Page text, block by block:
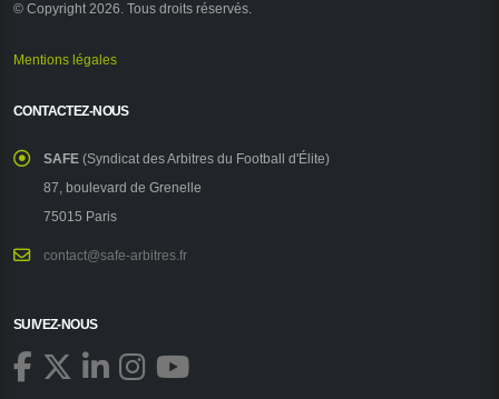
© Copyright 2026. Tous droits réservés.
Mentions légales
CONTACTEZ-NOUS
SAFE (Syndicat des Arbitres du Football d'Élite)
87, boulevard de Grenelle
75015 Paris
contact@safe-arbitres.fr
SUIVEZ-NOUS